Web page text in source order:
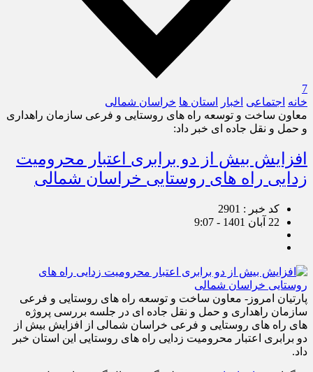
7
خانه اجتماعی اخبار استان ها خراسان شمالی
معاون ساخت و توسعه راه های روستایی و فرعی سازمان راهداری
و حمل و نقل جاده ای خبر داد:
افزایش بیش از دو برابری اعتبار محرومیت
زدایی راه های روستایی خراسان شمالی
کد خبر : 2901
22 آبان 1401 - 9:07
پارتیان امروز- معاون ساخت و توسعه راه های روستایی و فرعی
سازمان راهداری و حمل و نقل جاده ای در جلسه بررسی پروژه
های راه های روستایی و فرعی خراسان شمالی از افزایش بیش از
دو برابری اعتبار محرومیت زدایی راه های روستایی این استان خبر
داد.